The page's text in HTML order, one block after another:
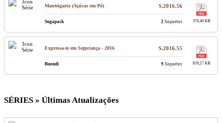
Manteigaria (Açúcar em Pó) S.2016.56
370,40 KB
Sugapack 2 Saquetas
Expressa-te em Segurança - 2016 S.2016.55
819,27 KB
Buondi 9 Saquetas
SÉRIES » Últimas Atualizações